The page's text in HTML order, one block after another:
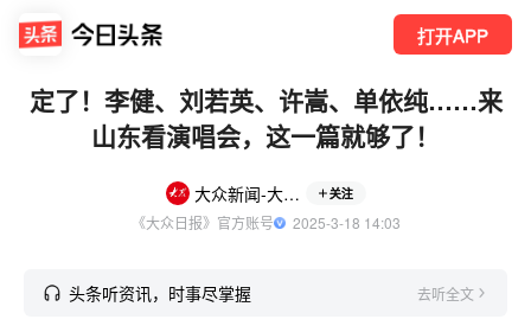
打开APP
定了！李健、刘若英、许嵩、单依纯……来
山东看演唱会，这一篇就够了！
大众新闻-大众日报 关注
《大众日报》官方账号
  2025-3-18 14:03
头条听资讯，时事尽掌握 去听全文